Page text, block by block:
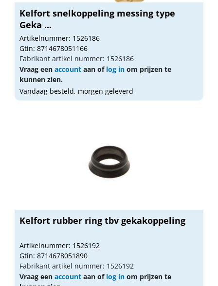
Kelfort snelkoppeling messing type
Geka ...
Artikelnummer: 1526186
Gtin: 8714678051166
Fabrikant artikel nummer: 1526186
Vraag een account aan of log in om prijzen te
kunnen zien.
Vandaag besteld, morgen geleverd
Kelfort rubber ring tbv gekakoppeling
Artikelnummer: 1526192
Gtin: 8714678051890
Fabrikant artikel nummer: 1526192
Vraag een account aan of log in om prijzen te